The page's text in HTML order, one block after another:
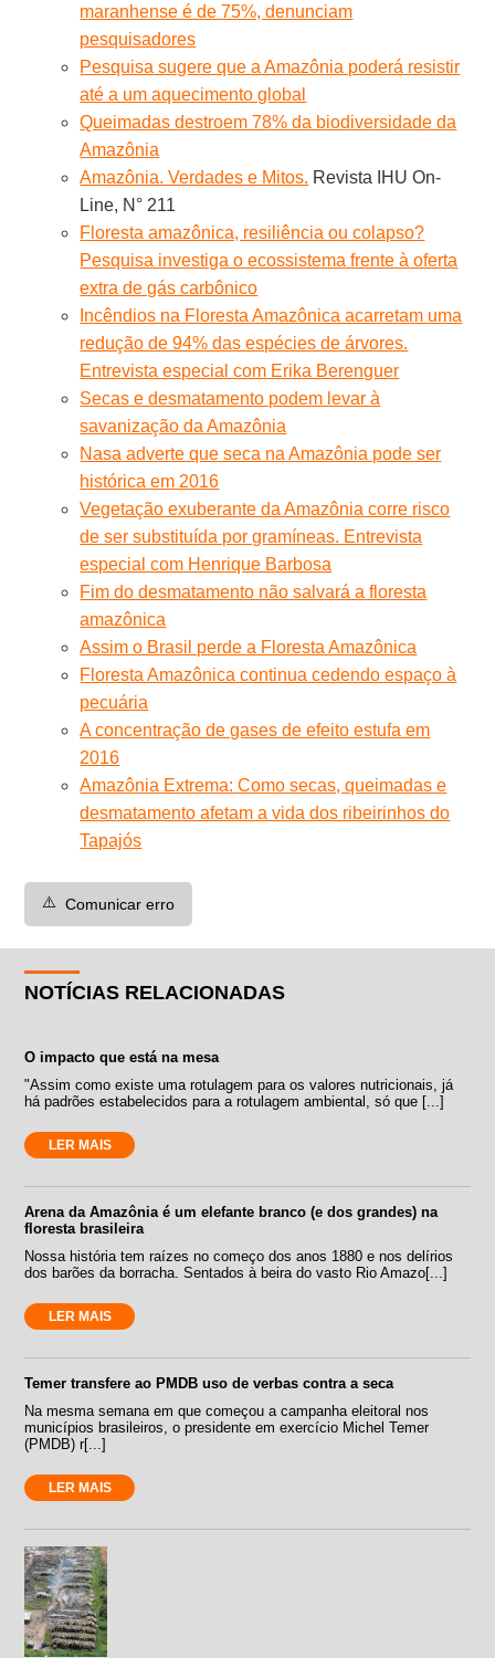
maranhense é de 75%, denunciam
pesquisadores
Pesquisa sugere que a Amazônia poderá resistir
até a um aquecimento global
Queimadas destroem 78% da biodiversidade da
Amazônia
Amazônia. Verdades e Mitos. Revista IHU On-
Line, N° 211
Floresta amazônica, resiliência ou colapso?
Pesquisa investiga o ecossistema frente à oferta
extra de gás carbônico
Incêndios na Floresta Amazônica acarretam uma
redução de 94% das espécies de árvores.
Entrevista especial com Erika Berenguer
Secas e desmatamento podem levar à
savanização da Amazônia
Nasa adverte que seca na Amazônia pode ser
histórica em 2016
Vegetação exuberante da Amazônia corre risco
de ser substituída por gramíneas. Entrevista
especial com Henrique Barbosa
Fim do desmatamento não salvará a floresta
amazônica
Assim o Brasil perde a Floresta Amazônica
Floresta Amazônica continua cedendo espaço à
pecuária
A concentração de gases de efeito estufa em
2016
Amazônia Extrema: Como secas, queimadas e
desmatamento afetam a vida dos ribeirinhos do
Tapajós
⚠️ Comunicar erro
NOTÍCIAS RELACIONADAS
O impacto que está na mesa
"Assim como existe uma rotulagem para os valores nutricionais, já
há padrões estabelecidos para a rotulagem ambiental, só que [...]
LER MAIS
Arena da Amazônia é um elefante branco (e dos grandes) na
floresta brasileira
Nossa história tem raízes no começo dos anos 1880 e nos delírios
dos barões da borracha. Sentados à beira do vasto Rio Amazo[...]
LER MAIS
Temer transfere ao PMDB uso de verbas contra a seca
Na mesma semana em que começou a campanha eleitoral nos
municípios brasileiros, o presidente em exercício Michel Temer
(PMDB) r[...]
LER MAIS